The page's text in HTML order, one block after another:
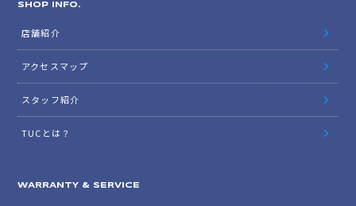
SHOP INFO.
店舗紹介
アクセスマップ
スタッフ紹介
TUCとは？
WARRANTY & SERVICE